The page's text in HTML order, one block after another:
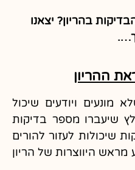
בהריון? יצאנו
ההריון
מונעים ויודעים שיכול
שיעברו מספר בדיקות
שיכולות לעזור להורים
מראש היווצרות של הריון